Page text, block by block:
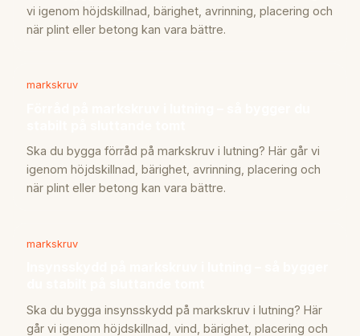
vi igenom höjdskillnad, bärighet, avrinning, placering och
när plint eller betong kan vara bättre.
markskruv
Ska du bygga förråd på markskruv i lutning? Här går vi
igenom höjdskillnad, bärighet, avrinning, placering och
när plint eller betong kan vara bättre.
markskruv
Ska du bygga insynsskydd på markskruv i lutning? Här
går vi igenom höjdskillnad, vind, bärighet, placering och